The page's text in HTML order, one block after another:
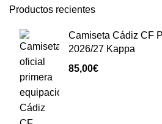
Productos recientes
Camiseta Cádiz CF
2026/27 Kappa
85,00€